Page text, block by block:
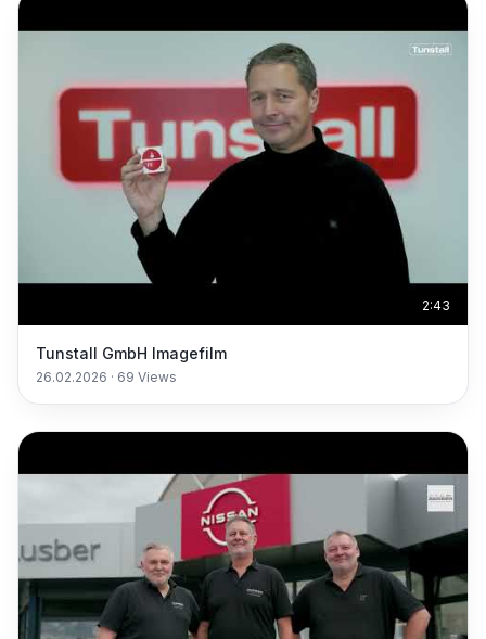
2:43
Tunstall GmbH Imagefilm
26.02.2026 · 69 Views